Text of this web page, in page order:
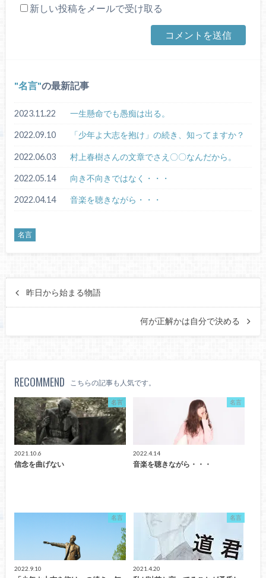
新しい投稿をメールで受け取る
名言 の最新記事
2023.11.22 一生懸命でも愚痴は出る。
2022.09.10 「少年よ大志を抱け」の続き、知ってますか？
2022.06.03 村上春樹さんの文章でさえ〇〇なんだから。
2022.05.14 向き不向きではなく・・・
2022.04.14 音楽を聴きながら・・・
名言
昨日から始まる物語
何が正解かは自分で決める
RECOMMEND こちらの記事も人気です。
名言
2021.10.6
信念を曲げない
名言
2022.4.14
音楽を聴きながら・・・
名言
2022.9.10
名言
2021.4.20